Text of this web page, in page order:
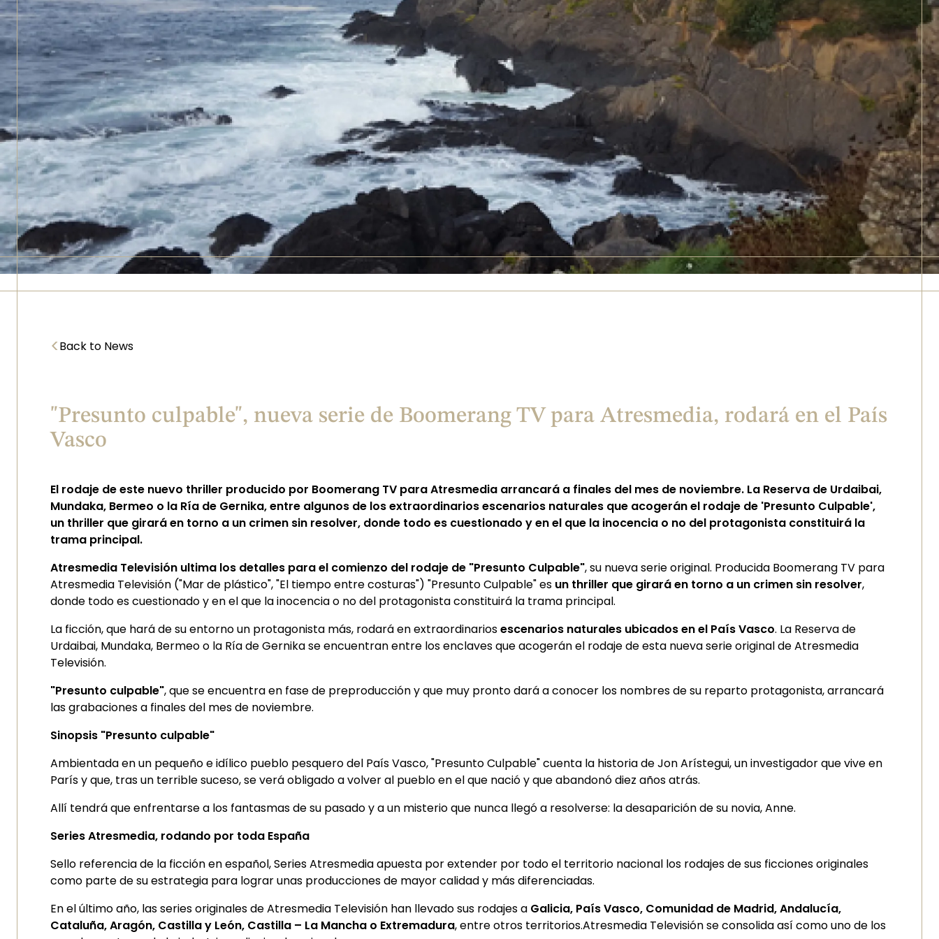
<Back to News
"Presunto culpable", nueva serie de Boomerang TV para Atresmedia, rodará en el País
Vasco
El rodaje de este nuevo thriller producido por Boomerang TV para Atresmedia arrancará a finales del mes de noviembre. La Reserva de Urdaibai,
Mundaka, Bermeo o la Ría de Gernika, entre algunos de los extraordinarios escenarios naturales que acogerán el rodaje de 'Presunto Culpable',
un thriller que girará en torno a un crimen sin resolver, donde todo es cuestionado y en el que la inocencia o no del protagonista constituirá la
trama principal.
Atresmedia Televisión ultima los detalles para el comienzo del rodaje de "Presunto Culpable", su nueva serie original. Producida Boomerang TV para
Atresmedia Televisión ("Mar de plástico", "El tiempo entre costuras") "Presunto Culpable" es un thriller que girará en torno a un crimen sin resolver,
donde todo es cuestionado y en el que la inocencia o no del protagonista constituirá la trama principal.
La ficción, que hará de su entorno un protagonista más, rodará en extraordinariosescenarios naturales ubicados en el País Vasco. La Reserva de
Urdaibai, Mundaka, Bermeo o la Ría de Gernika se encuentran entre los enclaves que acogerán el rodaje de esta nueva serie original de Atresmedia
Televisión.
"Presunto culpable", que se encuentra en fase de preproducción y que muy pronto dará a conocer los nombres de su reparto protagonista, arrancará
las grabaciones a finales del mes de noviembre.
Sinopsis "Presunto culpable"
Ambientada en un pequeño e idílico pueblo pesquero del País Vasco, "Presunto Culpable" cuenta la historia de Jon Arístegui, un investigador que vive en
París y que, tras un terrible suceso, se verá obligado a volver al pueblo en el que nació y que abandonó diez años atrás.
Allí tendrá que enfrentarse a los fantasmas de su pasado y a un misterio que nunca llegó a resolverse: la desaparición de su novia, Anne.
Series Atresmedia, rodando por toda España
Sello referencia de la ficción en español, Series Atresmedia apuesta por extender por todo el territorio nacional los rodajes de sus ficciones originales
como parte de su estrategia para lograr unas producciones de mayor calidad y más diferenciadas.
En el último año, las series originales de Atresmedia Televisión han llevado sus rodajes a Galicia, País Vasco, Comunidad de Madrid, Andalucía,
Cataluña, Aragón, Castilla y León, Castilla – La Mancha o Extremadura, entre otros territorios.Atresmedia Televisión se consolida así como uno de los